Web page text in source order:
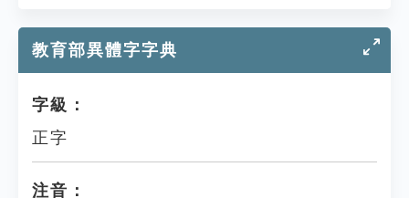
教育部異體字字典
字級：
正字
注音：